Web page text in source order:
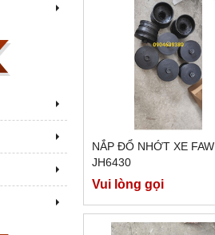
NẮP ĐỔ NHỚT XE FAW
JH6430
Vui lòng gọi